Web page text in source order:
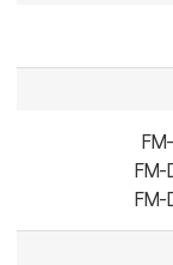
FM-
FM-